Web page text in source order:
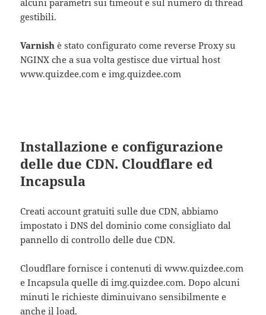
gestibili.
Varnish è stato configurato come reverse Proxy su
NGINX che a sua volta gestisce due virtual host
www.quizdee.com e img.quizdee.com
Installazione e configurazione
delle due CDN. Cloudflare ed
Incapsula
Creati account gratuiti sulle due CDN, abbiamo
impostato i DNS del dominio come consigliato dal
pannello di controllo delle due CDN.
Cloudflare fornisce i contenuti di www.quizdee.com
e Incapsula quelle di img.quizdee.com. Dopo alcuni
minuti le richieste diminuivano sensibilmente e
anche il load.